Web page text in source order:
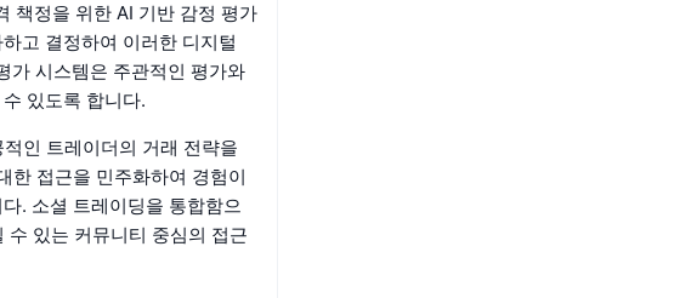
책정을 위한 AI 기반 감정 평가
고 결정하여 이러한 디지털
가 시스템은 주관적인 평가와
있도록 합니다.
인 트레이더의 거래 전략을
한 접근을 민주화하여 경험이
. 소셜 트레이딩을 통합함으
있는 커뮤니티 중심의 접근